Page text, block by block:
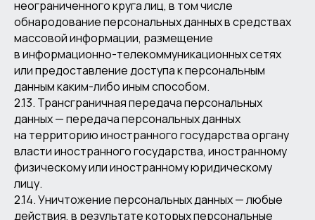
неограниченного круга лиц, в том числе
обнародование персональных данных в средствах
массовой информации, размещение
в информационно-телекоммуникационных сетях
или предоставление доступа к персональным
данным каким-либо иным способом.
2.13. Трансграничная передача персональных
данных — передача персональных данных
на территорию иностранного государства органу
власти иностранного государства, иностранному
физическому или иностранному юридическому
лицу.
2.14. Уничтожение персональных данных — любые
действия, в результате которых персональные